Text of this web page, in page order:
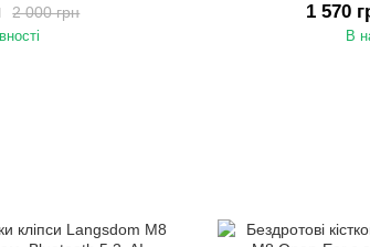
До 32 годин роботи
2 000 грн
До 50
1 570
В